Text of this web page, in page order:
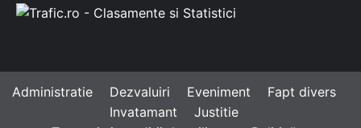
Administratie Dezvaluiri Eveniment
Fapt divers
Invatamant
Justitie